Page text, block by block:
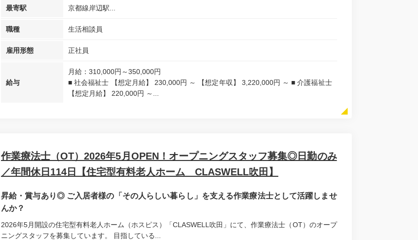
最寄駅 京都線岸辺駅...
職種 生活相談員
雇用形態 正社員
給与
月給：310,000円～350,000円
■ 社会福祉士 【想定月給】 230,000円 ～ 【想定年収】 3,220,000円 ～ ■ 介護福祉士
【想定月給】 220,000円 ～...
作業療法士（OT）2026年5月OPEN！オープニングスタッフ募集◎日勤のみ
／年間休日114日【住宅型有料老人ホーム CLASWELL吹田】
昇給・賞与あり◎ ご入居者様の「その人らしい暮らし」を支える作業療法士として活躍しませ
んか？
2026年5月開設の住宅型有料老人ホーム（ホスピス）「CLASWELL吹田」にて、作業療法士（OT）のオープ
ニングスタッフを募集しています。 目指している...